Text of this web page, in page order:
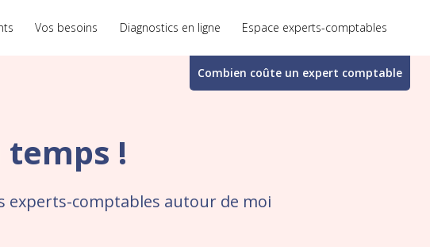
Vos besoins Diagnostics en ligne Espace experts-comptables
Combien coûte un expert comptable
temps !
experts-comptables autour de moi